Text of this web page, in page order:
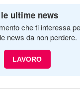
ultime news
che ti interessa
news da non perdere.
LAVORO